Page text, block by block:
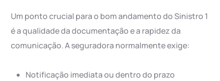
Um ponto crucial para o bom andamento do Sinistro 1
é a qualidade da documentação e a rapidez da
comunicação. A seguradora normalmente exige:
Notificação imediata ou dentro do prazo